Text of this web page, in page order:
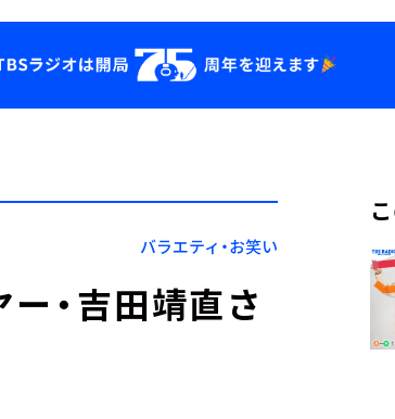
YouTube
会社情報
バラエティ・お笑い
・吉田靖直さ